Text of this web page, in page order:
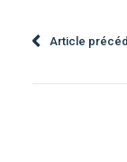
Article